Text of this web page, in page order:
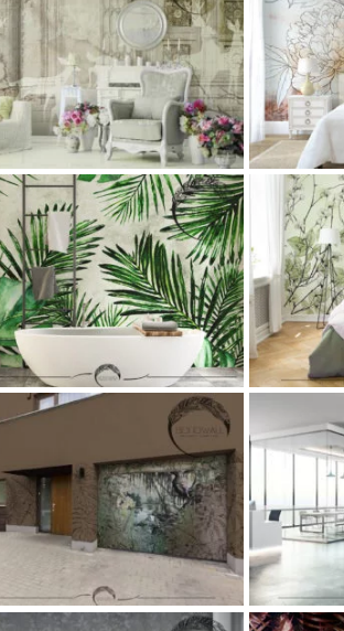
Купить фреску на стену Solange
Flora Gostinaya Oteli
Texture
фресок и фотообоев
Спальни
Купить
Flora
Фреска TIARA
Flora Oteli Коллекции фресок и
фотообоев Спальни
Art
Фреска Lotus
Flora office
Коллекции фресок и
фотообоев Коллекция фресок
Paradise
Art